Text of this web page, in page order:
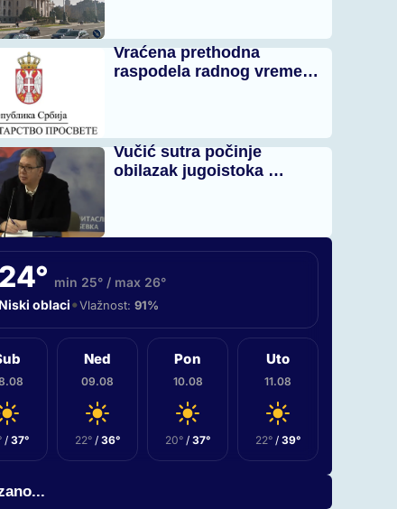
Vraćena prethodna
raspodela radnog vreme…
Vučić sutra počinje
obilazak jugoistoka …
24° min 25° / max 26°
Niski oblaci•Vlažnost: 91%
/ 37°
Ned
09.08
22°/ 36°
Pon
10.08
20°/ 37°
Uto
11.08
22°/ 39°